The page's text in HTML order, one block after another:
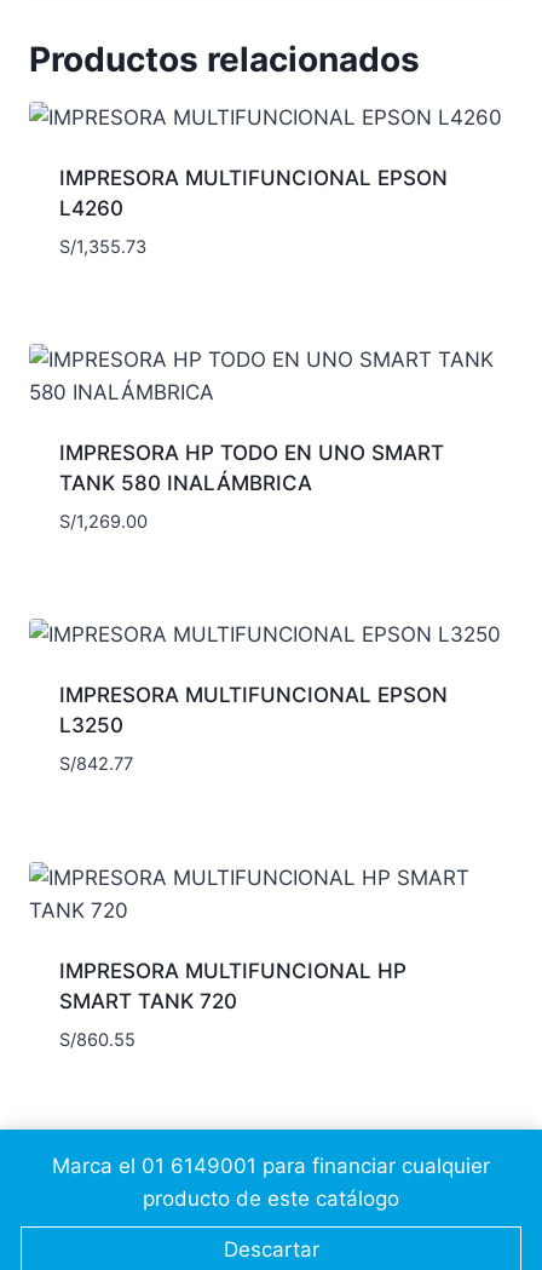
Marca el 01 6149001 para financiar cualquier
producto de este catálogo
Descartar
Productos relacionados
IMPRESORA MULTIFUNCIONAL EPSON
L4260
S/1,355.73
IMPRESORA HP TODO EN UNO SMART
TANK 580 INALÁMBRICA
S/1,269.00
IMPRESORA MULTIFUNCIONAL EPSON
L3250
S/842.77
IMPRESORA MULTIFUNCIONAL HP
SMART TANK 720
S/860.55
© 2026 Cálidda CSCJesusAP